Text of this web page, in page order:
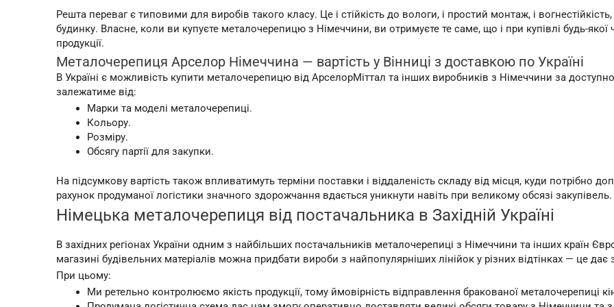
Решта переваг є типовими для виробів такого класу. Це і стійкість до вологи, і простий монтаж, і
будинку. Власне, коли ви купуєте металочерепицю з Німеччини, ви отримуєте те саме, що і при купівлі будь-
продукції.
Металочерепиця Арселор Німеччина — вартість у Вінниці з доставкою по Україні
В Україні є можливість купити металочерепицю від АрселорМіттал та інших виробників з Німеччини за
залежатиме від:
Марки та моделі металочерепиці.
Кольору.
Розміру.
Обсягу партії для закупки.
На підсумкову вартість також впливатимуть терміни поставки і віддаленість складу від місця, куди потрібно
рахунок продуманої логістики значного здорожчання вдається уникнути навіть при великому обсязі закупівель.
Німецька металочерепиця від постачальника в Західній Україні
В західних регіонах України одним з найбільших постачальників металочерепиці з Німеччини та інших країн
магазині будівельних матеріалів можна придбати вироби з найпопулярніших лінійок у різних відтінках — це
При цьому:
Ми ретельно контролюємо якість продукції, тому ймовірність відправлення бракованої металочерепиці